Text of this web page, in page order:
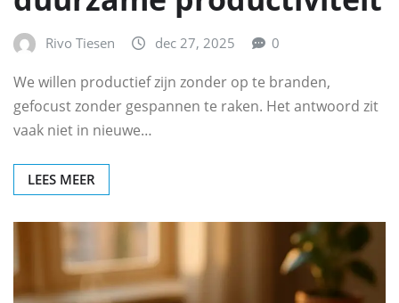
Rivo Tiesen dec 27, 2025 0
We willen productief zijn zonder op te branden,
gefocust zonder gespannen te raken. Het antwoord zit
vaak niet in nieuwe…
LEES MEER